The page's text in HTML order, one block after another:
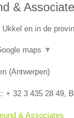
&
en in de
maps ▼
(Antwerpen)
+ 32 3 435 28 49,
& Associates